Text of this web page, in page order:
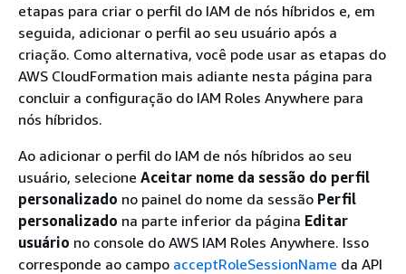
etapas para criar o perfil do IAM de nós híbridos e, em
seguida, adicionar o perfil ao seu usuário após a
criação. Como alternativa, você pode usar as etapas do
AWS CloudFormation mais adiante nesta página para
concluir a configuração do IAM Roles Anywhere para
nós híbridos.
Ao adicionar o perfil do IAM de nós híbridos ao seu
usuário, selecione Aceitar nome da sessão do perfil
personalizado no painel do nome da sessão Perfil
personalizado na parte inferior da página Editar
usuário no console do AWS IAM Roles Anywhere. Isso
corresponde ao campo acceptRoleSessionName da API